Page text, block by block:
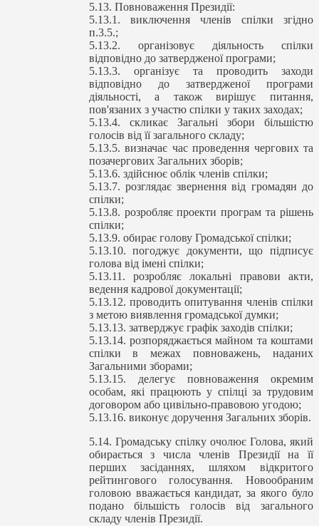
5.13. Повноваження Президії:
5.13.1. виключення членів спілки згідно
п.3.5.;
5.13.2. організовує діяльность спілки
відповідно до затвердженої програми;
5.13.3. організує та проводить заходи
відповідно до затвердженої програми
діяльності, а також вирішує питання,
пов'язаних з участю спілки у таких заходах;
5.13.4. скликає Загальні збори більшістю
голосів від її загального складу;
5.13.5. визначає час проведення чергових та
позачергових Загальних зборів;
5.13.6. здійснює облік членів спілки;
5.13.7. розглядає звернення від громадян до
спілки;
5.13.8. розробляє проекти програм та рішень
спілки;
5.13.9. обирає голову Громадської спілки;
5.13.10. погоджує документи, що підписує
голова від імені спілки;
5.13.11. розробляє локальні правови акти,
ведення кадрової документації;
5.13.12. проводить опитування членів спілки
з метою виявлення громадської думки;
5.13.13. затверджує графік заходів спілки;
5.13.14. розпоряджається майном та коштами
спілки в межах повноважень, наданих
Загальними зборами;
5.13.15. делегує повноваження окремим
особам, які працюють у спілці за трудовим
договором або цивільно-правовою угодою;
5.13.16. виконує доручення Загальних зборів.
5.14. Громадську спілку очолює Голова, який
обирається з числа членів Президії на її
перших засіданнях, шляхом відкритого
рейтингового голосування. Новообраним
головою вважається кандидат, за якого було
подано більшість голосів від загального
складу членів Президії.